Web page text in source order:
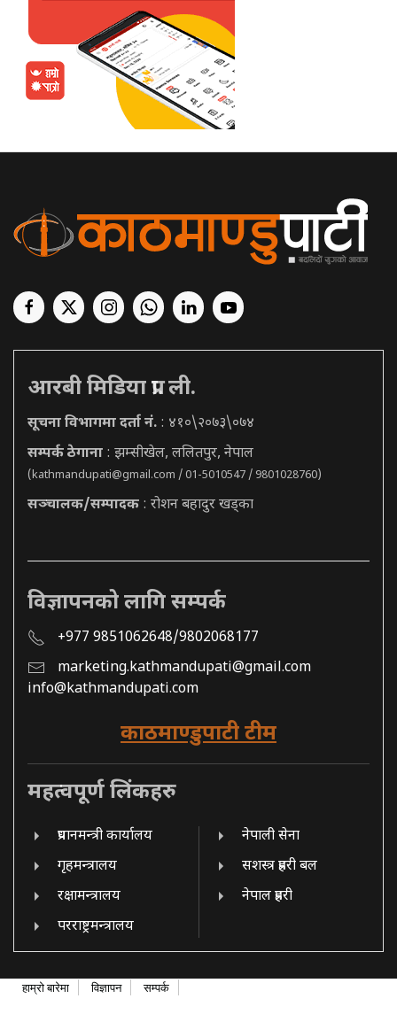
आरबी मिडिया प्रा. ली.
सूचना विभागमा दर्ता नं. : ४१०\२०७३\०७४
सम्पर्क ठेगाना : झम्सीखेल, ललितपुर, नेपाल
(kathmandupati@gmail.com / 01-5010547 / 9801028760)
सञ्चालक/सम्पादक : रोशन बहादुर खड्का
विज्ञापनको लागि सम्पर्क
+977 9851062648/9802068177
marketing.kathmandupati@gmail.com
info@kathmandupati.com
काठमाण्डुपाटी टीम
महत्वपूर्ण लिंकहरु
प्रधानमन्त्री कार्यालय
गृहमन्त्रालय
रक्षामन्त्रालय
परराष्ट्रमन्त्रालय
नेपाली सेना
सशस्त्र प्रहरी बल
नेपाल प्रहरी
हाम्रो बारेमा विज्ञापन सम्पर्क